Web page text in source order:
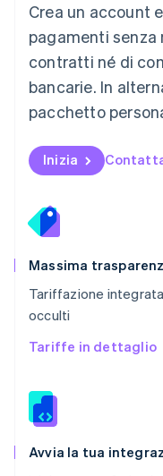
Crea un account
pagamenti
contratti né di
bancarie. In
pacchetto
Inizia
Massima
Tariffazione
occulti
Tariffe in dettaglio
Avvia la tua
EspañolEnglish
Norvegia
English
Nuova Zelanda
English
NederlandsEnglish
English
Portogallo
RAS di Hong Kong,
English
English
English
Romania
English
Slovacchia
Slovenia
English Italiano